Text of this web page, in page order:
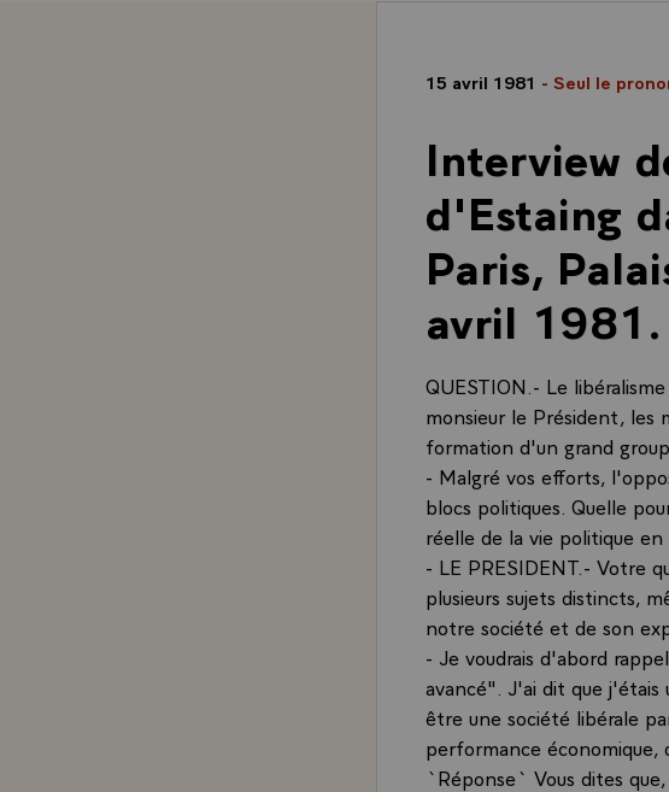
15 avril 1981 - Seul le
Interview
d'Estaing
Paris,
avril 1981.
QUESTION.- Le
monsieur le Président,
formation d'un grand
- Malgré vos efforts,
blocs politiques. Quelle
réelle de la vie politique en
- LE PRESIDENT.- Votre
plusieurs sujets distincts,
notre société et de son
- Je voudrais d'abord
avancé". J'ai dit que j'étais
être une société libérale
performance
`Réponse` Vous dites